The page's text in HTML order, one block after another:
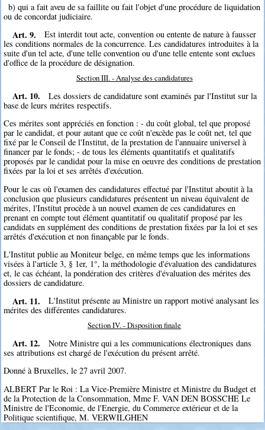
b) qui a fait aveu de sa faillite ou fait l'objet d'une procédure de liquidation
ou de concordat judiciaire.
Art. 9.
Est interdit tout acte, convention ou entente de nature à fausser
les conditions normales de la concurrence. Les candidatures introduites à la
suite d'un tel acte, d'une telle convention ou d'une telle entente sont exclues
d'office de la procédure de désignation.
Section III. - Analyse des candidatures
Art. 10.
Les dossiers de candidature sont examinés par l'Institut sur la
base de leurs mérites respectifs.
Ces mérites sont appréciés en fonction : - du coût global, tel que proposé
par le candidat, et pour autant que ce coût n'excède pas le coût net, tel que
fixé par le Conseil de l'Institut, de la prestation de l'annuaire universel à
financer par le fonds; - de tous les éléments quantitatifs et qualitatifs
proposés par le candidat pour la mise en oeuvre des conditions de prestation
fixées par la loi et ses arrêtés d'exécution.
Pour le cas où l'examen des candidatures effectué par l'Institut aboutit à la
conclusion que plusieurs candidatures présentent un niveau équivalent de
mérites, l'Institut procède à un nouvel examen de ces candidatures en
prenant en compte tout élément quantitatif ou qualitatif proposé par les
candidats en supplément des conditions de prestation fixées par la loi et ses
arrêtés d'exécution et non finançable par le fonds.
L'Institut publie au Moniteur belge, en même temps que les informations
visées à l'article 3, § 1er, 1°, la méthodologie d'évaluation des candidatures
et, le cas échéant, la pondération des critères d'évaluation des mérites des
dossiers de candidature.
Art. 11.
L'Institut présente au Ministre un rapport motivé analysant les
mérites des différentes candidatures.
Section IV. - Disposition finale
Art. 12.
Notre Ministre qui a les communications électroniques dans
ses attributions est chargé de l'exécution du présent arrêté.
Donné à Bruxelles, le 27 avril 2007.
ALBERT Par le Roi : La Vice-Première Ministre et Ministre du Budget et
de la Protection de la Consommation, Mme F. VAN DEN BOSSCHE Le
Ministre de l'Economie, de l'Energie, du Commerce extérieur et de la
Politique scientifique, M. VERWILGHEN